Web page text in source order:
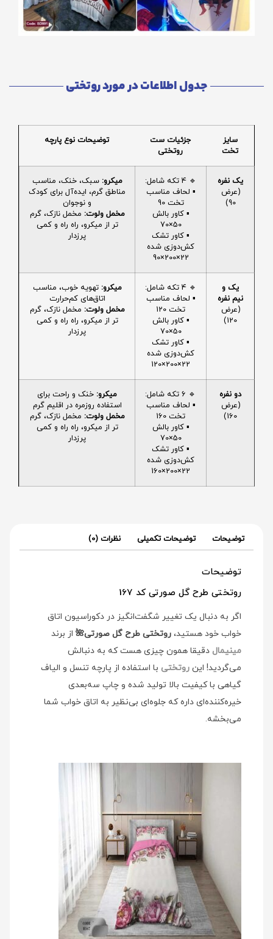
جدول اطلاعات در مورد روتختی
سایز
تخت
جزئیات ست
روتختی
توضیحات نوع پارچه
یک نفره
(عرض
90)
🔹 4 تکه شامل:
▪️ لحاف مناسب
تخت 90
▪️ کاور بالش
50×70
▪️ کاور تشک
کش‌دوزی شده
22×200×90
میکرو: سبک، خنک، مناسب
مناطق گرم، ایده‌آل برای کودک
و نوجوان
مخمل ولوت: مخمل نازک، گرم
تر از میکرو، راه راه و کمی
پرزدار
یک و
نیم نفره
(عرض
120)
🔹 4 تکه شامل:
▪️ لحاف مناسب
تخت 120
▪️ کاور بالش
50×70
▪️ کاور تشک
کش‌دوزی شده
22×200×120
میکرو: تهویه خوب، مناسب
اتاق‌های کم‌حرارت
مخمل ولوت: مخمل نازک، گرم
تر از میکرو، راه راه و کمی
پرزدار
دو نفره
(عرض
160)
🔹 6 تکه شامل:
▪️ لحاف مناسب
تخت 160
▪️ کاور بالش
50×70
▪️ کاور تشک
کش‌دوزی شده
22×200×160
میکرو: خنک و راحت برای
استفاده روزمره در اقلیم گرم
مخمل ولوت: مخمل نازک، گرم
تر از میکرو، راه راه و کمی
پرزدار
توضیحات توضیحات تکمیلی نظرات (0)
توضیحات
روتختی طرح گل صورتی کد 167
اگر به دنبال یک تغییر شگفت‌انگیز در دکوراسیون اتاق
خواب خود هستید، روتختی طرح گل صورتی🌺 از برند
مینیمال دقیقا همون چیزی هست که به دنبالش
می‌گردید! این روتختی با استفاده از پارچه تنسل و الیاف
گیاهی با کیفیت بالا تولید شده و چاپ سه‌بعدی
خیره‌کننده‌ای داره که جلوه‌ای بی‌نظیر به اتاق خواب شما
می‌بخشه.